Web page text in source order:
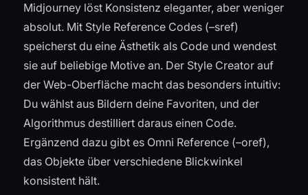
Midjourney löst Konsistenz eleganter, aber weniger
absolut. Mit Style Reference Codes (–sref)
speicherst du eine Ästhetik als Code und wendest
sie auf beliebige Motive an. Der Style Creator auf
der Web-Oberfläche macht das besonders intuitiv:
Du wählst aus Bildern deine Favoriten, und der
Algorithmus destilliert daraus einen Code.
Ergänzend dazu gibt es Omni Reference (–oref),
das Objekte über verschiedene Blickwinkel
konsistent hält.